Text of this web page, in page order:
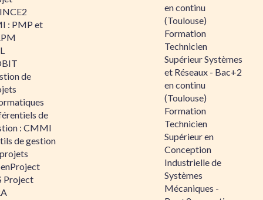
: PMP et
de
de
: CMMI
de gestion
Project
en continu
(Toulouse)
Formation
Technicien
Supérieur Systèmes
et Réseaux - Bac+2
en continu
(Toulouse)
Formation
Technicien
Supérieur en
Conception
Industrielle de
Systèmes
Mécaniques -